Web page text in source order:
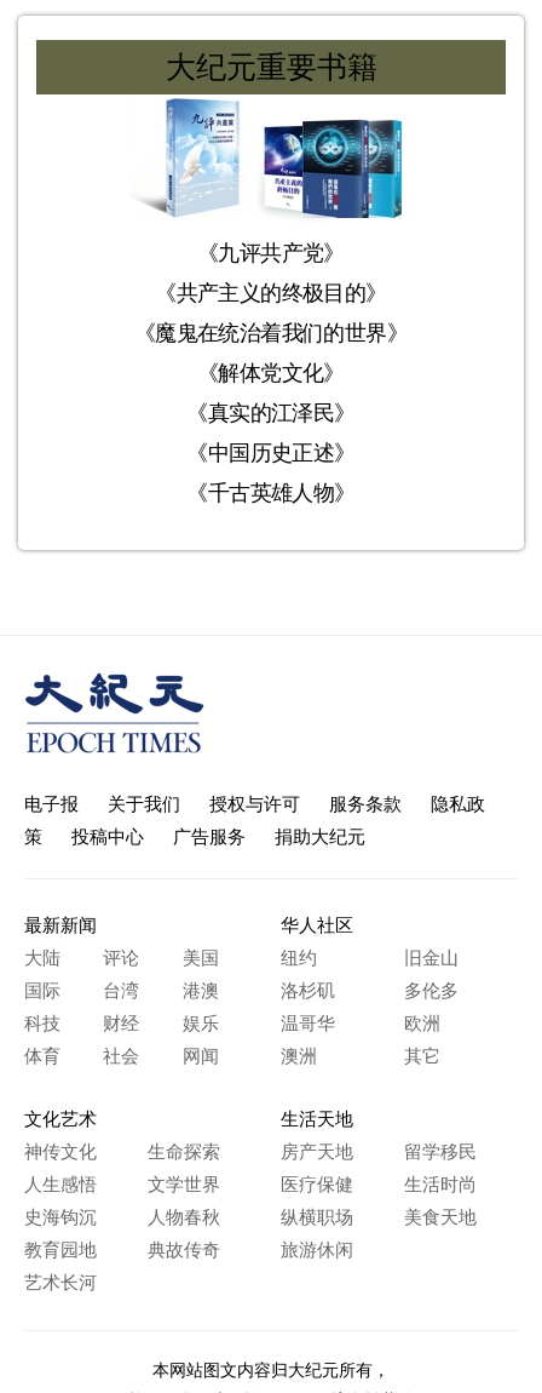
大纪元重要书籍
《九评共产党》
《共产主义的终极目的》
《魔鬼在统治着我们的世界》
《解体党文化》
《真实的江泽民》
《中国历史正述》
《千古英雄人物》
电子报 关于我们 授权与许可 服务条款
隐私政
策
投稿中心 广告服务 捐助大纪元
最新新闻
大陆
评论
美国
国际
台湾
港澳
科技
财经
娱乐
体育
社会 网闻
华人社区
纽约
旧金山
洛杉矶
多伦多
温哥华
欧洲
澳洲
其它
文化艺术
神传文化
生命探索
人生感悟
文学世界
史海钩沉
人物春秋
教育园地
典故传奇
艺术长河
生活天地
房产天地
留学移民
医疗保健
生活时尚
纵横职场
美食天地
旅游休闲
本网站图文内容归大纪元所有，